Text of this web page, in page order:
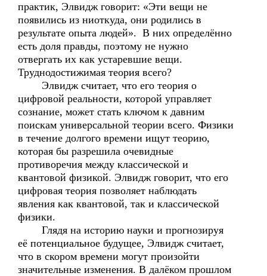
практик, Элвидж говорит: «Эти вещи не
появились из ниоткуда, они родились в
результате опыта людей». В них определённо
есть доля правды, поэтому не нужно
отвергать их как устаревшие вещи.
Труднодостижимая теория всего?
Элвидж считает, что его теория о
цифровой реальности, которой управляет
сознание, может стать ключом к давним
поискам универсальной теории всего. Физики
в течение долгого времени ищут теорию,
которая бы разрешила очевидные
противоречия между классической и
квантовой физикой. Элвидж говорит, что его
цифровая теория позволяет наблюдать
явления как квантовой, так и классической
физики.
Глядя на историю науки и прогнозируя
её потенциальное будущее, Элвидж считает,
что в скором времени могут произойти
значительные изменения. В далёком прошлом